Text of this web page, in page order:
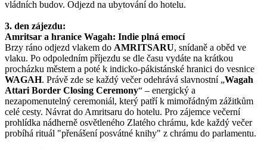
vládních budov. Odjezd na ubytování do hotelu.
3. den zájezdu:
Amritsar a hranice Wagah: Indie plná emocí
Brzy ráno odjezd vlakem do AMRITSARU, snídaně a oběd ve
vlaku. Po odpoledním příjezdu se dle času vydáte na krátkou
procházku městem a poté k indicko-pákistánské hranici do vesnice
WAGAH. Právě zde se každý večer odehrává slavnostní „Wagah
Attari Border Closing Ceremony“ – energický a
nezapomenutelný ceremoniál, který patří k mimořádným zážitkům
celé cesty. Návrat do Amritsaru do hotelu. Pro zájemce večerní
prohlídka nádherně osvětleného Zlatého chrámu, kde každý večer
probíhá rituál "přenášení posvátné knihy" z chrámu do parlamentu.